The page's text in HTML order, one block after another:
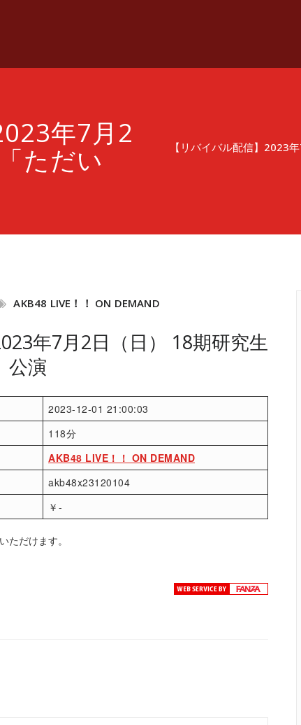
年7月2
ただい
【リバイバル配信】2023
AKB48 LIVE！！ ON DEMAND
年7月2日（日） 18期研究生
公演
2023-12-01 21:00:03
118分
AKB48 LIVE！！ ON DEMAND
akb48x23120104
￥-
ただけます。